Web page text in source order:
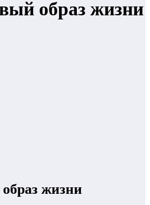
образ жизни
жизни